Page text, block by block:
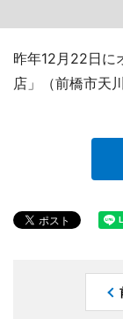
昨年12月22日に
店」（前橋市天